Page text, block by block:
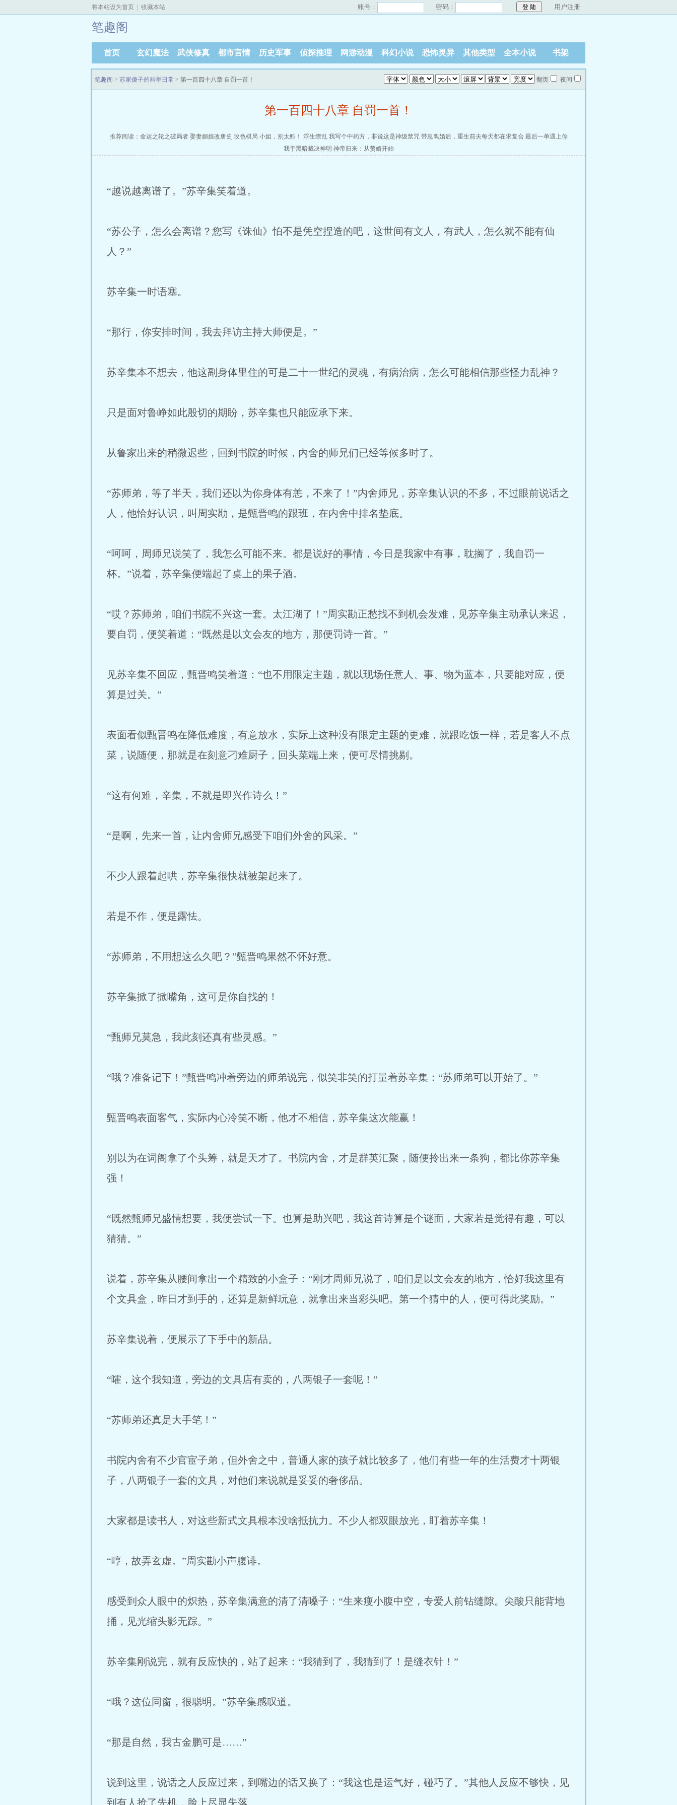
将本站设为首页 收藏本站 账号： 密码： 用户注册
笔趣阁
首页 玄幻魔法 武侠修真 都市言情 历史军事 侦探推理 网游动漫 科幻小说 恐怖灵异 其他类型 全本小说 书架
笔趣阁 > 苏家傻子的科举日常 > 第一百四十八章 自罚一首！ 翻页 夜间
第一百四十八章 自罚一首！
推荐阅读： 命运之轮之破局者 娶妻媚娘改唐史 玫色棋局 小姐，别太酷！ 浮生缭乱 我写个中药方，非说这是神级禁咒 带崽离婚后，重生前夫每天都在求复合 最后一单遇上你
我于黑暗裁决神明 神帝归来：从赘婿开始
“越说越离谱了。”苏辛集笑着道。
“苏公子，怎么会离谱？您写《诛仙》怕不是凭空捏造的吧，这世间有文人，有武人，怎么就不能有仙
人？”
苏辛集一时语塞。
“那行，你安排时间，我去拜访主持大师便是。”
苏辛集本不想去，他这副身体里住的可是二十一世纪的灵魂，有病治病，怎么可能相信那些怪力乱神？
只是面对鲁峥如此殷切的期盼，苏辛集也只能应承下来。
从鲁家出来的稍微迟些，回到书院的时候，内舍的师兄们已经等候多时了。
“苏师弟，等了半天，我们还以为你身体有恙，不来了！”内舍师兄，苏辛集认识的不多，不过眼前说话之
人，他恰好认识，叫周实勘，是甄晋鸣的跟班，在内舍中排名垫底。
“呵呵，周师兄说笑了，我怎么可能不来。都是说好的事情，今日是我家中有事，耽搁了，我自罚一
杯。”说着，苏辛集便端起了桌上的果子酒。
“哎？苏师弟，咱们书院不兴这一套。太江湖了！”周实勘正愁找不到机会发难，见苏辛集主动承认来迟，
要自罚，便笑着道：“既然是以文会友的地方，那便罚诗一首。”
见苏辛集不回应，甄晋鸣笑着道：“也不用限定主题，就以现场任意人、事、物为蓝本，只要能对应，便
算是过关。”
表面看似甄晋鸣在降低难度，有意放水，实际上这种没有限定主题的更难，就跟吃饭一样，若是客人不点
菜，说随便，那就是在刻意刁难厨子，回头菜端上来，便可尽情挑剔。
“这有何难，辛集，不就是即兴作诗么！”
“是啊，先来一首，让内舍师兄感受下咱们外舍的风采。”
不少人跟着起哄，苏辛集很快就被架起来了。
若是不作，便是露怯。
“苏师弟，不用想这么久吧？”甄晋鸣果然不怀好意。
苏辛集掀了掀嘴角，这可是你自找的！
“甄师兄莫急，我此刻还真有些灵感。”
“哦？准备记下！”甄晋鸣冲着旁边的师弟说完，似笑非笑的打量着苏辛集：“苏师弟可以开始了。”
甄晋鸣表面客气，实际内心冷笑不断，他才不相信，苏辛集这次能赢！
别以为在词阁拿了个头筹，就是天才了。书院内舍，才是群英汇聚，随便拎出来一条狗，都比你苏辛集
强！
“既然甄师兄盛情想要，我便尝试一下。也算是助兴吧，我这首诗算是个谜面，大家若是觉得有趣，可以
猜猜。”
说着，苏辛集从腰间拿出一个精致的小盒子：“刚才周师兄说了，咱们是以文会友的地方，恰好我这里有
个文具盒，昨日才到手的，还算是新鲜玩意，就拿出来当彩头吧。第一个猜中的人，便可得此奖励。”
苏辛集说着，便展示了下手中的新品。
“嚯，这个我知道，旁边的文具店有卖的，八两银子一套呢！”
“苏师弟还真是大手笔！”
书院内舍有不少官宦子弟，但外舍之中，普通人家的孩子就比较多了，他们有些一年的生活费才十两银
子，八两银子一套的文具，对他们来说就是妥妥的奢侈品。
大家都是读书人，对这些新式文具根本没啥抵抗力。不少人都双眼放光，盯着苏辛集！
“哼，故弄玄虚。”周实勘小声腹诽。
感受到众人眼中的炽热，苏辛集满意的清了清嗓子：“生来瘦小腹中空，专爱人前钻缝隙。尖酸只能背地
捅，见光缩头影无踪。”
苏辛集刚说完，就有反应快的，站了起来：“我猜到了，我猜到了！是缝衣针！”
“哦？这位同窗，很聪明。”苏辛集感叹道。
“那是自然，我古金鹏可是……”
说到这里，说话之人反应过来，到嘴边的话又换了：“我这也是运气好，碰巧了。”其他人反应不够快，见
到有人抢了先机，脸上尽显失落。